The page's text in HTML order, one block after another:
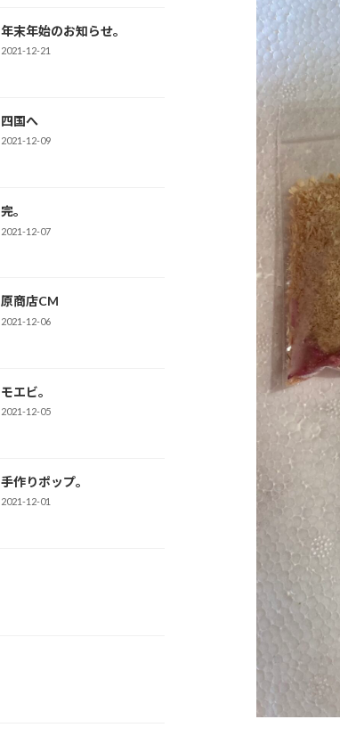
年末年始のお知らせ。
2021-12-21
四国へ
2021-12-09
完。
2021-12-07
原商店CM
2021-12-06
モエビ。
2021-12-05
手作りポップ。
2021-12-01